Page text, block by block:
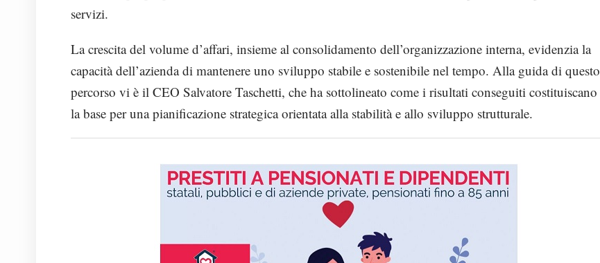
servizi.
La crescita del volume d’affari, insieme al consolidamento dell’organizzazione interna, evidenzia la
capacità dell’azienda di mantenere uno sviluppo stabile e sostenibile nel tempo. Alla guida di questo
percorso vi è il CEO Salvatore Taschetti, che ha sottolineato come i risultati conseguiti costituiscano
la base per una pianificazione strategica orientata alla stabilità e allo sviluppo strutturale.